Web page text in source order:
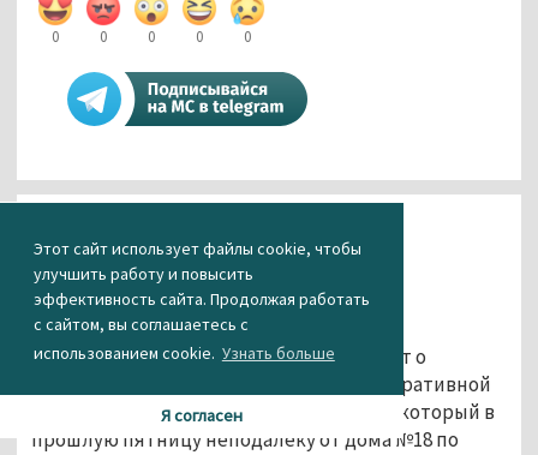
Этот сайт использует файлы cookie, чтобы
улучшить работу и повысить
эффективность сайта. Продолжая работать
с сайтом, вы соглашаетесь с
использованием cookie. Узнать больше
Я согласен
0 0 0 0 0
От правосудия не спрятаться
01.10.2013 14:37
Отделение пропаганды ГИБДД сообщает о
задержании и привлечении к административной
ответственности 25-летнего мужчины, который в
прошлую пятницу неподалеку от дома №18 по